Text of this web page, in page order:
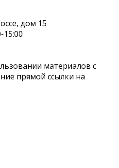
дом 15
15:00
материалов с
прямой ссылки на